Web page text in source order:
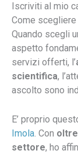
Iscriviti al mio
Come
Quando scegli
aspetto
servizi offerti, l’
scientifica,
ascolto sono
E’ proprio
Imola . Con
settore, ho